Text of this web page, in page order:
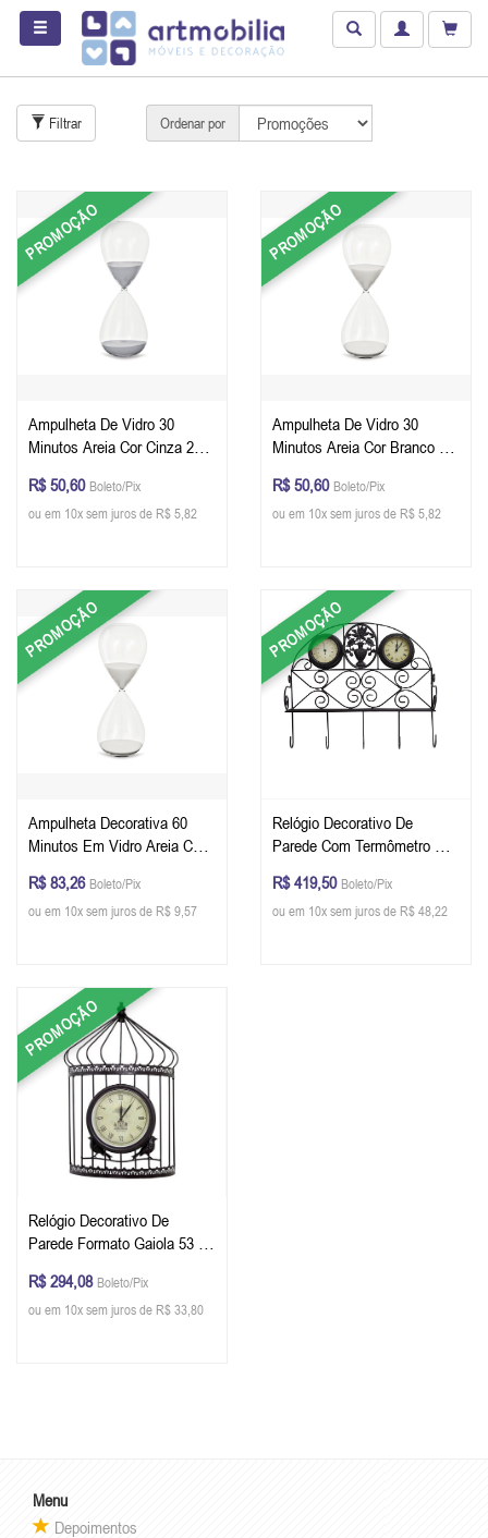
Filtrar Ordenar por
PROMOÇÃO
Ampulheta De Vidro 30
Minutos Areia Cor Cinza 20 x
R$ 50,60 Boleto/Pix
ou em 10x sem juros de R$ 5,82
PROMOÇÃO
Ampulheta De Vidro 30
Minutos Areia Cor Branco 20
R$ 50,60 Boleto/Pix
ou em 10x sem juros de R$ 5,82
PROMOÇÃO
Ampulheta Decorativa 60
Minutos Em Vidro Areia Cor
R$ 83,26 Boleto/Pix
ou em 10x sem juros de R$ 9,57
PROMOÇÃO
Relógio Decorativo De
Parede Com Termômetro E
R$ 419,50 Boleto/Pix
ou em 10x sem juros de R$ 48,22
PROMOÇÃO
Relógio Decorativo De
Parede Formato Gaiola 53 x
R$ 294,08 Boleto/Pix
ou em 10x sem juros de R$ 33,80
Menu
Depoimentos